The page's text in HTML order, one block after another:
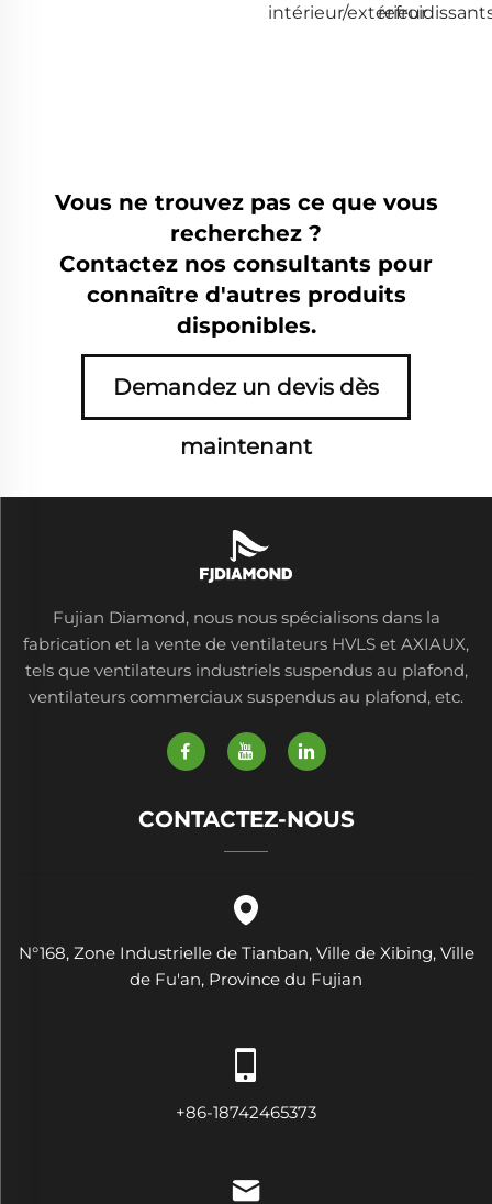
intérieur/extérieur
Vous ne trouvez pas ce que vous
recherchez ?
Contactez nos consultants pour
connaître d'autres produits
disponibles.
Demandez un devis dès
maintenant
Fujian Diamond, nous nous spécialisons dans la
fabrication et la vente de ventilateurs HVLS et AXIAUX,
tels que ventilateurs industriels suspendus au plafond,
ventilateurs commerciaux suspendus au plafond, etc.
CONTACTEZ-NOUS
N°168, Zone Industrielle de Tianban, Ville de Xibing, Ville
de Fu'an, Province du Fujian
+86-18742465373